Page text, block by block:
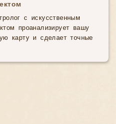
с искусственным
проанализирует вашу
карту и сделает точные